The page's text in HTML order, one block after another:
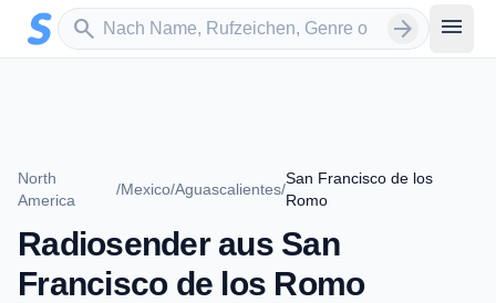
Zum Hauptinhalt springen
search
Sender suchen arrow_forward menu
North
America
/Mexico/Aguascalientes/
San Francisco de los
Romo
Radiosender aus San
Francisco de los Romo